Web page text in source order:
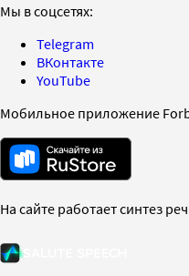
Мы в соцсетях:
Telegram
ВКонтакте
YouTube
Мобильное приложение
На сайте работает синтез